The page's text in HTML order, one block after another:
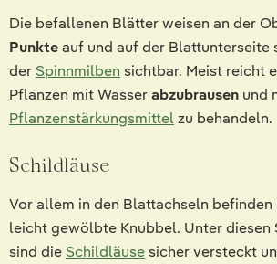
Die befallenen Blätter weisen an der
Punkteauf und auf der Blattunterseite
der Spinnmilben sichtbar. Meist reicht
Pflanzen mit Wasserabzubrausen und
Pflanzenstärkungsmittelzu behandeln.
Schildläuse
Vor allem in den Blattachseln befinden
leicht gewölbte Knubbel. Unter diesen
sind die Schildläusesicher versteckt